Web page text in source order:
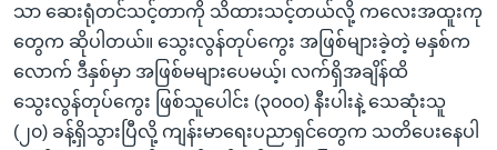
သာ ဆေးရုံတင်သင့်တာကို သိထားသင့်တယ်လို့ ကလေးအထူးကု
တွေက ဆိုပါတယ်။ သွေးလွန်တုပ်ကွေး အဖြစ်များခဲ့တဲ့ မနှစ်က
လောက် ဒီနှစ်မှာ အဖြစ်မများပေမယ့်၊ လက်ရှိအချိန်ထိ
သွေးလွန်တုပ်ကွေး ဖြစ်သူပေါင်း (၃၀၀၀) နီးပါးနဲ့ သေဆုံးသူ
(၂၀) ခန့်ရှိသွားပြီလို့ ကျန်းမာရေးပညာရှင်တွေက သတိပေးနေပါ